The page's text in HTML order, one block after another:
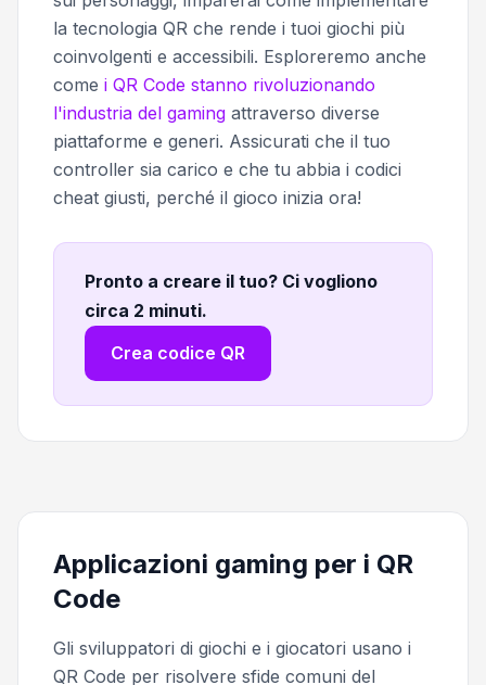
la tecnologia QR che rende i tuoi giochi più
coinvolgenti e accessibili. Esploreremo anche
come i QR Code stanno rivoluzionando
l'industria del gaming attraverso diverse
piattaforme e generi. Assicurati che il tuo
controller sia carico e che tu abbia i codici
cheat giusti, perché il gioco inizia ora!
Pronto a creare il tuo? Ci vogliono
circa 2 minuti.
Crea codice QR
Applicazioni gaming per i QR
Code
Gli sviluppatori di giochi e i giocatori usano i
QR Code per risolvere sfide comuni del